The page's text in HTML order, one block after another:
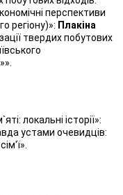
перспективи
регіону)»: Плакіна
твердих побутових
локальні історії»:
устами очевидців: